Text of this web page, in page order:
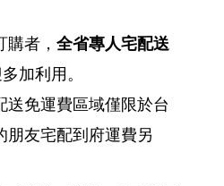
者， 全省專人宅配送
多加利用。
送免運費區域僅限於台
朋友宅配到府運費另